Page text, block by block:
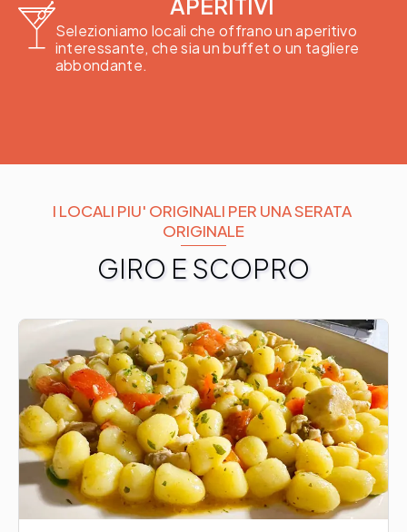
APERITIVI
Selezioniamo locali che offrano un aperitivo
interessante, che sia un buffet o un tagliere
abbondante.
I LOCALI PIU' ORIGINALI PER UNA SERATA
ORIGINALE
GIRO E SCOPRO